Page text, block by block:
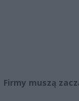
Firmy muszą